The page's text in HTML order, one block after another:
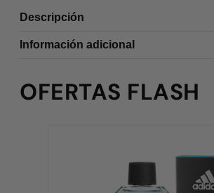
Descripción
Información adicional
OFERTAS FLASH